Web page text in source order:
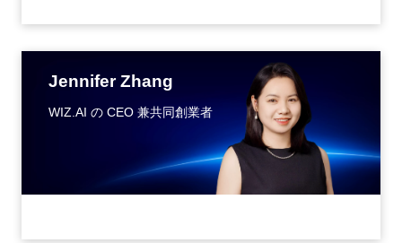
Jennifer Zhang
WIZ.AI の CEO 兼共同創業者